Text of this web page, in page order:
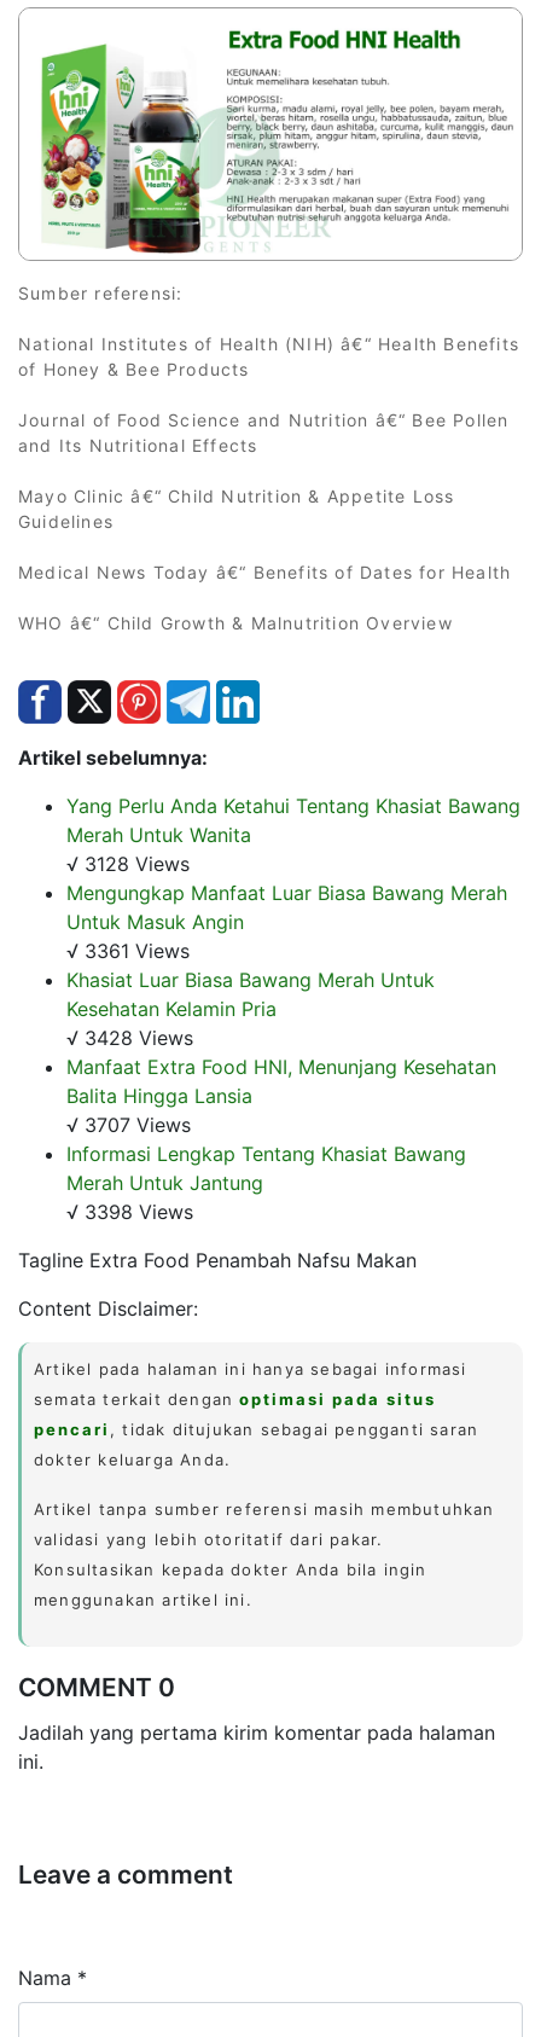
Sumber referensi:
National Institutes of Health (NIH) â€“ Health Benefits
of Honey & Bee Products
Journal of Food Science and Nutrition â€“ Bee Pollen
and Its Nutritional Effects
Mayo Clinic â€“ Child Nutrition & Appetite Loss
Guidelines
Medical News Today â€“ Benefits of Dates for Health
WHO â€“ Child Growth & Malnutrition Overview
Artikel sebelumnya:
Yang Perlu Anda Ketahui Tentang Khasiat Bawang
Merah Untuk Wanita
√ 3128 Views
Mengungkap Manfaat Luar Biasa Bawang Merah
Untuk Masuk Angin
√ 3361 Views
Khasiat Luar Biasa Bawang Merah Untuk
Kesehatan Kelamin Pria
√ 3428 Views
Manfaat Extra Food HNI, Menunjang Kesehatan
Balita Hingga Lansia
√ 3707 Views
Informasi Lengkap Tentang Khasiat Bawang
Merah Untuk Jantung
√ 3398 Views
Tagline Extra Food Penambah Nafsu Makan
Content Disclaimer:
Artikel pada halaman ini hanya sebagai informasi
semata terkait denganoptimasi pada situs
pencari , tidak ditujukan sebagai pengganti saran
dokter keluarga Anda.
Artikel tanpa sumber referensi masih membutuhkan
validasi yang lebih otoritatif dari pakar.
Konsultasikan kepada dokter Anda bila ingin
menggunakan artikel ini.
COMMENT 0
Jadilah yang pertama kirim komentar pada halaman
ini.
Leave a comment
Nama *